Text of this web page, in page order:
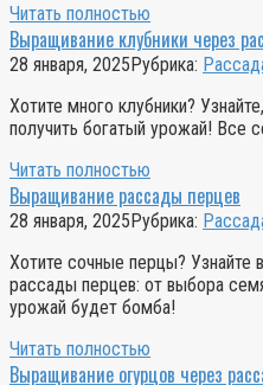
Читать полностью
Выращивание клубники через
28 января, 2025Рубрика:
Хотите много клубники?
получить богатый урожай! Все
Читать полностью
Выращивание рассады перцев
28 января, 2025Рубрика:
Хотите сочные перцы? Узнайте
рассады перцев: от выбора
урожай будет бомба!
Читать полностью
Выращивание огурцов через